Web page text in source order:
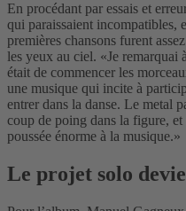
En procédant par essais et
qui paraissaient
premières chansons furent
les yeux au ciel. «Je remarquai
était de commencer les
une musique qui incite à
entrer dans la danse. Le metal
coup de poing dans la figure,
poussée énorme à la musique.»
Le projet solo